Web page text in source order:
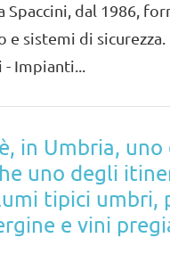
Spaccini, dal 1986,
e sistemi di
Impianti...
in Umbria,
uno degli
tipici umbri,
e vini